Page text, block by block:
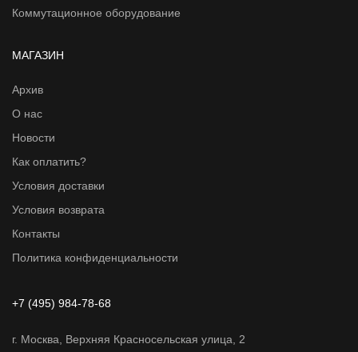
Коммутационное оборудование
МАГАЗИН
Архив
О нас
Новости
Как оплатить?
Условия доставки
Условия возврата
Контакты
Политика конфиденциальности
+7 (495) 984-78-68
г. Москва, Верхняя Красносельская улица, 2